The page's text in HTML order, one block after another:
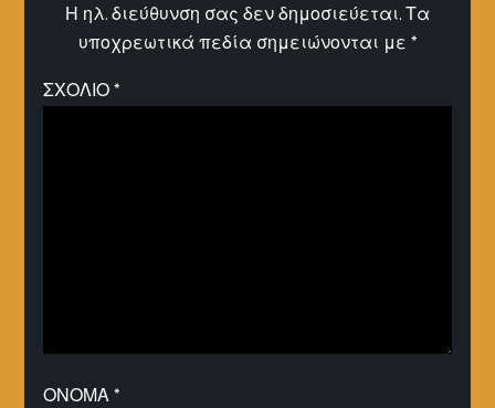
Η ηλ. διεύθυνση σας δεν δημοσιεύεται. Τα
υποχρεωτικά πεδία σημειώνονται με *
ΣΧΌΛΙΟ *
ΌΝΟΜΑ *